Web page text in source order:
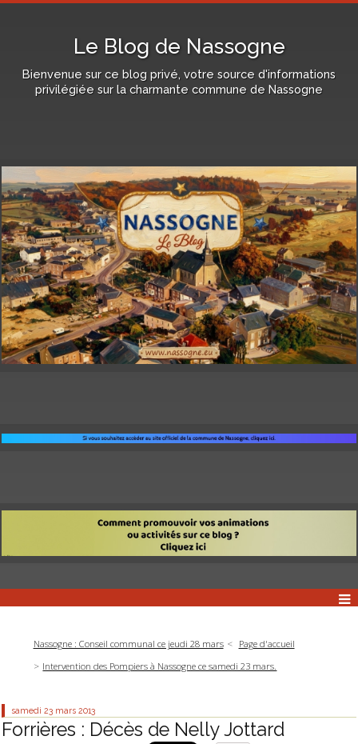
Le Blog de Nassogne
Bienvenue sur ce blog privé, votre source d'informations
privilégiée sur la charmante commune de Nassogne
Nassogne : Conseil communal ce jeudi 28 mars
Page d'accueil
Intervention des Pompiers à Nassogne ce samedi 23 mars.
samedi 23 mars 2013
Forrières : Décès de Nelly Jottard